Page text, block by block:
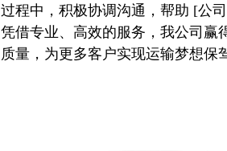
过程中，积极协调沟通，帮助 [公
凭借专业、高效的服务，我公司赢
质量，为更多客户实现运输梦想保